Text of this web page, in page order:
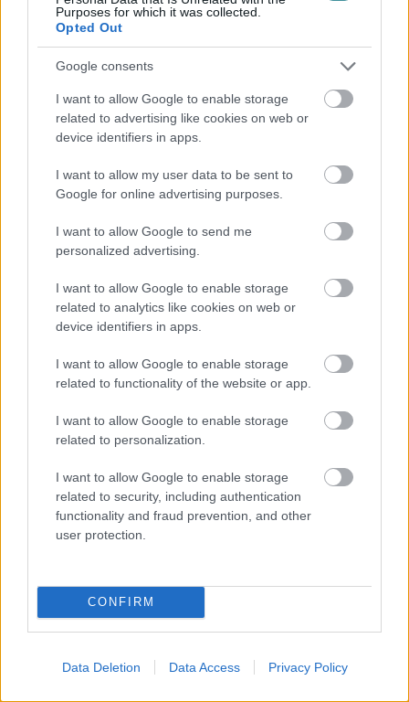
Purposes for which it was collected.
Opted Out
Google consents
I want to allow Google to enable storage
related to advertising like cookies on web or
device identifiers in apps.
I want to allow my user data to be sent to
Google for online advertising purposes.
I want to allow Google to send me
personalized advertising.
I want to allow Google to enable storage
related to analytics like cookies on web or
device identifiers in apps.
I want to allow Google to enable storage
related to functionality of the website or app.
I want to allow Google to enable storage
related to personalization.
I want to allow Google to enable storage
related to security, including authentication
functionality and fraud prevention, and other
user protection.
CONFIRM
Data Deletion Data Access Privacy Policy
ott folyik tovább a sok-sok munkanem és másfél év múlva talán az
ottani festés és leállványzás.
világosabb, mert így a pigmentek megvédik a tölgyfát. A kibontott
kétrétegű tölgy ablakok külső rétegei ugyanis 180 évesek voltak, a
belsők 120 évesek. Ez azzal kapcsolatban hangzott el, hogy egyik
kritikusuk szerint a nyílászáróknak sokkal világosabbnak kellett
volna lenniük.
Visszatérve még a bazilika falszínezésére, Berecz Mátyás
muzeológus, történész szintén érdekes információval szolgált ezzel
kapcsolatban az Egerben láttam-hallottam csoportban. Mint írta: "a
terjedt el. A barokk épületek zöme egyszerű mészfehér volt, mert
akkor az volt az olcsón és nagy tömegben gyártható festék. A
levő vaskohászat miatt, ugyanis a vasoxid adta a festék alapanyagát.
A mostani műemlékvédelem az eredeti színhez szeretne visszatérni.
Ezért kapják a most felújított épületek a fehér, vagy tört fehér
alapszínt."
Nézzegessen további képeket a felújításról:
Ne maradjon le a legfrissebb hírekről, kövessen bennünket az
EGRI ÜGYEK Google Hírek oldalán!